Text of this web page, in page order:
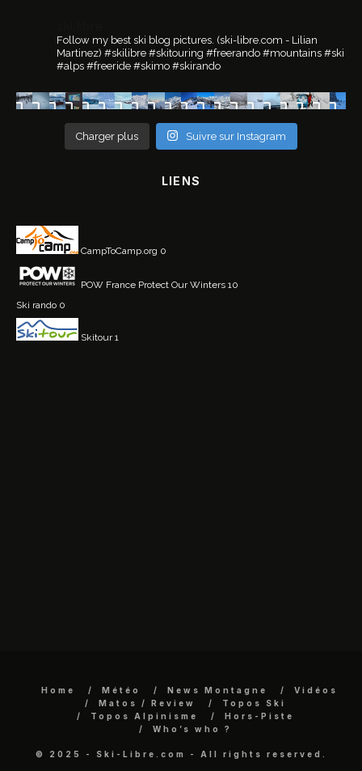
Follow my best ski blog pictures. (ski-libre.com - Lilian
Martinez) #skilibre #skitouring #freerando #mountains #ski
#alps #freeride #skimo #skirando
Charger plus Suivre sur Instagram
LIENS
CampToCamp.org 0
POW France Protect Our Winters 10
Ski rando 0
Skitour1
Home Météo News Montagne
Vidéos
Matos / Review
Topos Ski
Topos Alpinisme
Hors-Piste
Who’s who ?
© 2025 - Ski-Libre.com - All rights reserved.